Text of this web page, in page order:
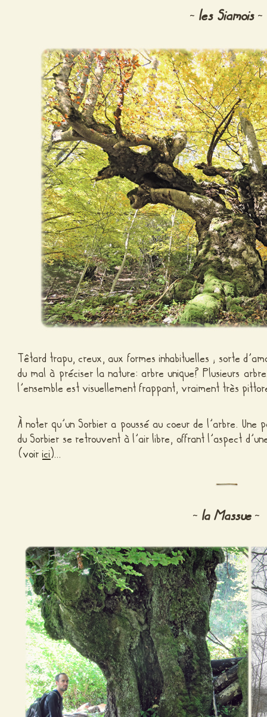
~ les Siamois ~
Têtard trapu, creux, aux formes inhabituelles ; sorte
du mal à préciser la nature: arbre unique? Plusieurs
l’ensemble est visuellement frappant, vraiment très
À noter qu’un Sorbier a poussé au coeur de l’arbre.
du Sorbier se retrouvent à l’air libre, offrant l’aspect
(voirici)…
~ la Massue ~